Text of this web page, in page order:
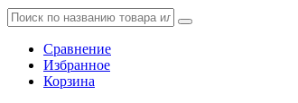
Сравнение
Избранное
Корзина